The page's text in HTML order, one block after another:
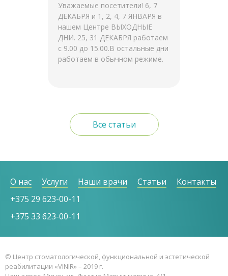
Уважаемые посетители! 6, 7
ДЕКАБРЯ и 1, 2, 4, 7 ЯНВАРЯ в
нашем Центре ВЫХОДНЫЕ
ДНИ. 25, 31 ДЕКАБРЯ работаем
с 9.00 до 15.00.В остальные дни
работаем в обычном режиме.
Все статьи
О нас Услуги Наши врачи Статьи
Контакты
+375 29 623-00-11
+375 33 623-00-11
© Центр стоматологической, функциональной и эстетической
реабилитации «VINIR» – 2019 г.